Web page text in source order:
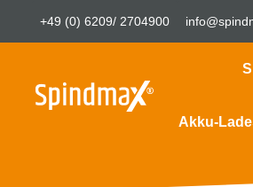
+49 (0) 6209/ 2704900
Akku-